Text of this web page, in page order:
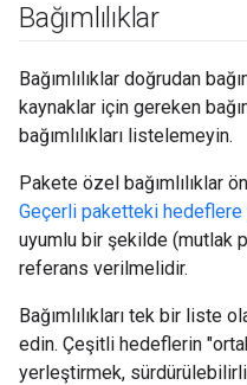
Bağımlılıklar
Bağımlılıklar doğrudan
kaynaklar için gereken
bağımlılıkları listelemeyin.
Pakete özel bağımlılıklar
Geçerli paketteki hedeflere
uyumlu bir şekilde (mutlak
referans verilmelidir.
Bağımlılıkları tek bir liste
edin. Çeşitli hedeflerin
yerleştirmek,